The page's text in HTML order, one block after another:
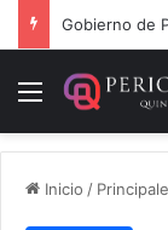
Menú
Inicio /